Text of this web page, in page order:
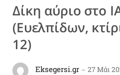
Δίκη αύριο στο
(Ευελπίδων,
12)
Eksegersi.gr 27 Μάι